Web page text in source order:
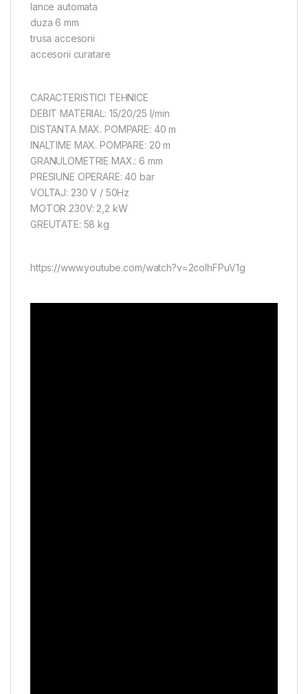
lance automata
duza 6 mm
trusa accesorii
accesorii curatare
CARACTERISTICI TEHNICE
DEBIT MATERIAL: 15/20/25 l/min
DISTANTA MAX. POMPARE: 40 m
INALTIME MAX. POMPARE: 20 m
GRANULOMETRIE MAX.: 6 mm
PRESIUNE OPERARE: 40 bar
VOLTAJ: 230 V / 50Hz
MOTOR 230V: 2,2 kW
GREUTATE: 58 kg
https://www.youtube.com/watch?v=2coIhFPuV1g